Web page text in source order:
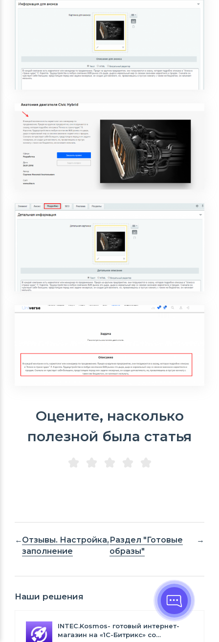
Оцените, насколько
полезной была статья
Отзывы. Настройка,
заполнение
Раздел "Готовые
образы"
Наши решения
INTEC.Kosmos- готовый интернет-
магазин на «1С-Битрикс» со